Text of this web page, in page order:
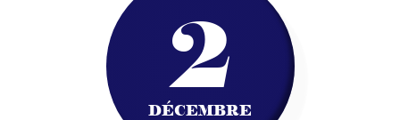
2
DÉCEMBRE